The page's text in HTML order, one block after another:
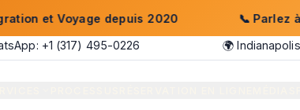
depuis 2020 📞 Parlez à un
+1 (317) 495-0226 🌍